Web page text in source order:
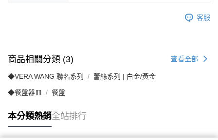
客服
商品相關分類 (3) 查看全部
◆VERA WANG 聯名系列 蕾絲系列 | 白金/黃金
◆餐盤器皿 餐盤
本分類熱銷全站排行